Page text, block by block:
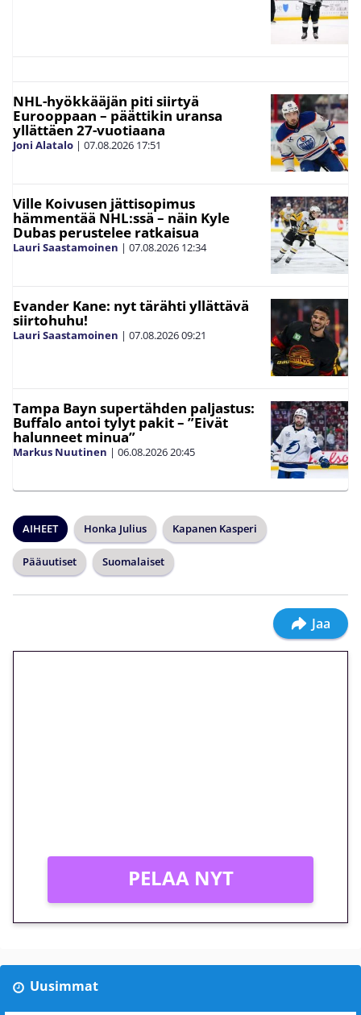
NHL-hyökkääjän piti siirtyä
Eurooppaan – päättikin uransa
yllättäen 27-vuotiaana
Joni Alatalo | 07.08.2026 17:51
Ville Koivusen jättisopimus
hämmentää NHL:ssä – näin Kyle
Dubas perustelee ratkaisua
Lauri Saastamoinen | 07.08.2026 12:34
Evander Kane: nyt tärähti yllättävä
siirtohuhu!
Lauri Saastamoinen | 07.08.202609:21
Tampa Bayn supertähden paljastus:
Buffalo antoi tylyt pakit – ”Eivät
halunneet minua”
Markus Nuutinen | 06.08.202620:45
AIHEET Honka Julius Kapanen Kasperi
Pääuutiset Suomalaiset
Jaa
PELAA NYT
Uusimmat